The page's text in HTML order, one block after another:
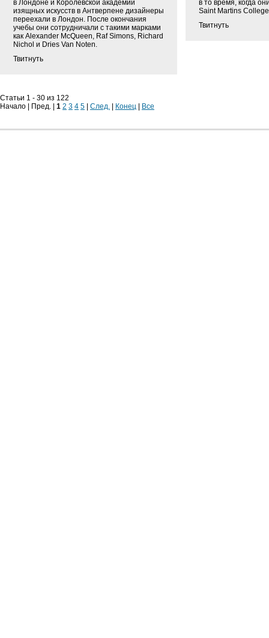
в Лондоне и Королевской академии
изящных искусств в Антверпене дизайнеры
переехали в Лондон. После окончания
учебы они сотрудничали с такими марками
как Alexander McQueen, Raf Simons, Richard
Nichol и Dries Van Noten.
Твитнуть
в то время, когда
Saint Martins
Твитнуть
Статьи 1 - 30 из 122
Начало | Пред. | 1 2 3 4 5 След. Конец Все